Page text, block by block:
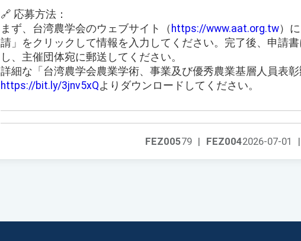
🔗 応募方法：
まず、台湾農学会のウェブサイト（ https://www.aat.org.tw）
請」をクリックして情報を入力してください。完了後、申請
し、主催団体宛に郵送してください。
詳細な「台湾農学会農業学術、事業及び優秀農業基層人員表彰
https://bit.ly/3jnv5xQよりダウンロードしてください。
FEZ0042026-07-01 |
FEZ00579 |